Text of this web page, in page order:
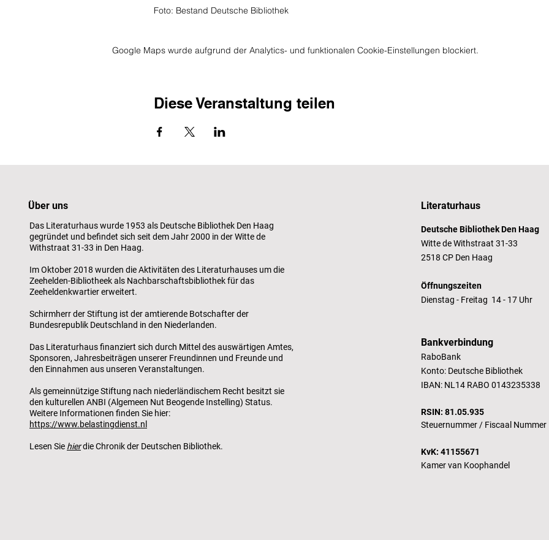
Foto: Bestand Deutsche Bibliothek
Google Maps wurde aufgrund der Analytics- und funktionalen Cookie-Einstellungen blockiert.
Diese Veranstaltung teilen
Über uns
Das Literaturhaus wurde 1953 als Deutsche Bibliothek Den Haag
gegründet und befindet sich seit dem Jahr 2000 in der Witte de
Withstraat 31-33 in Den Haag.
Im Oktober 2018 wurden die Aktivitäten des Literaturhauses um die
Zeehelden-Bibliotheek als Nachbarschaftsbibliothek für das
Zeeheldenkwartier erweitert.
Schirmherr der Stiftung ist der amtierende Botschafter der
Bundesrepublik Deutschland in den Niederlanden.
Das Literaturhaus finanziert sich durch Mittel des auswärtigen Amtes,
Sponsoren, Jahresbeiträgen unserer Freundinnen und Freunde und
den Einnahmen aus unseren Veranstaltungen.
Als gemeinnützige Stiftung nach niederländischem Recht besitzt sie
den kulturellen ANBI (Algemeen Nut Beogende Instelling) Status.
Weitere Informationen finden Sie hier:
https://www.belastingdienst.nl
Lesen Sie hierdie Chronik der Deutschen Bibliothek.
Literaturhaus
Deutsche Bibliothek Den Haag
Witte de Withstraat 31-33
2518 CP Den Haag
Öffnungszeiten
Dienstag - Freitag 14 - 17 Uhr
Bankverbindung
RaboBank
Konto: Deutsche Bibliothek
IBAN: NL14 RABO 0143235338
RSIN: 81.05.935
Steuernummer / Fiscaal Nummer
KvK: 41155671
Kamer van Koophandel